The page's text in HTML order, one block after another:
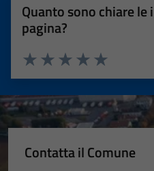
Quanto sono chiare
pagina?
Valuta 5
Valuta 4 stelle
Valuta 3 stelle su 5
Valuta 2 stelle su 5
Valuta 1 stelle su 5
Contatta il Comune